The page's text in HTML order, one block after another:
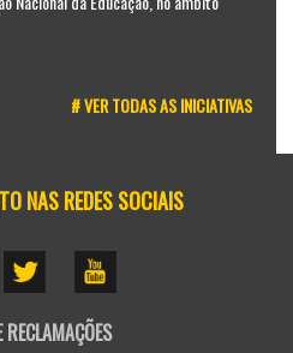
# VER TODAS AS INICIATIVAS
NAS REDES SOCIAIS